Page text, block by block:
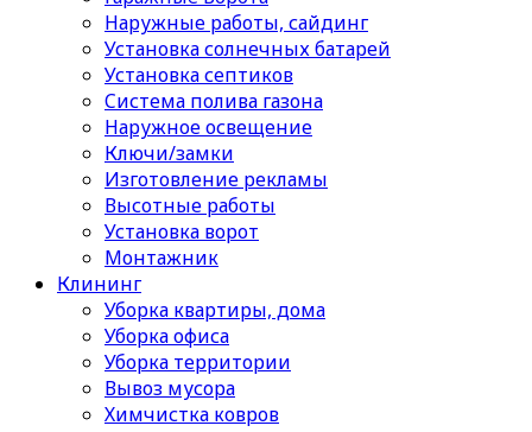
Наружные работы, сайдинг
Установка солнечных батарей
Установка септиков
Cистема полива газона
Наружное освещение
Ключи/замки
Изготовление рекламы
Высотные работы
Установка ворот
Монтажник
Клининг
Уборка квартиры, дома
Уборка офиса
Уборка территории
Вывоз мусора
Химчистка ковров